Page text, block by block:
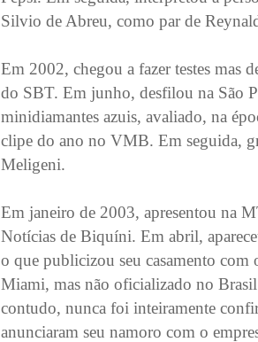
Silvio de Abreu, como par de
Em 2002, chegou a fazer testes mas
do SBT. Em junho, desfilou na São
minidiamantes azuis, avaliado, na
clipe do ano no VMB. Em seguida,
Meligeni.
Em janeiro de 2003, apresentou na
Notícias de Biquíni. Em abril,
o que publicizou seu casamento
Miami, mas não oficializado no
contudo, nunca foi inteiramente
anunciaram seu namoro com o